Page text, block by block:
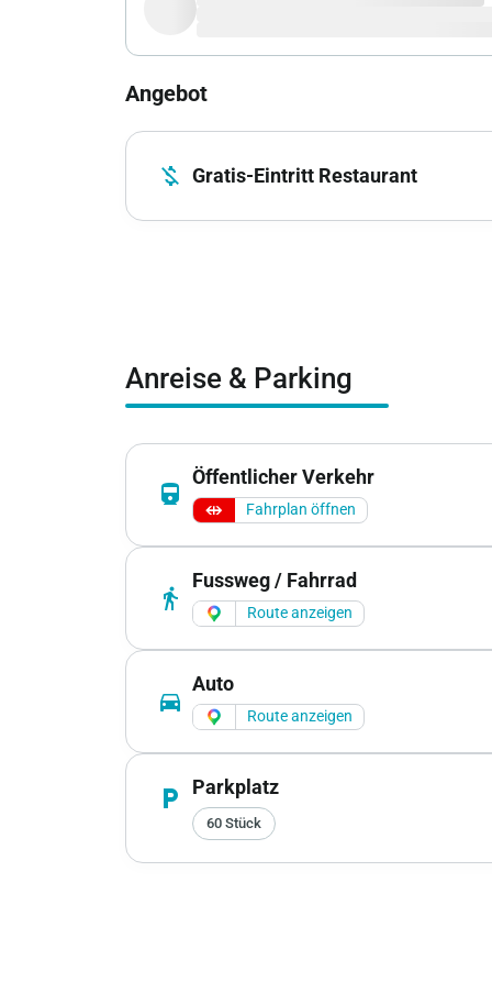
Angebot
money_off Gratis-Eintritt Restaurant
Anreise & Parking
directions_railway
Öffentlicher Verkehr
Fahrplan öffnen
directions_walk
Fussweg / Fahrrad
Route anzeigen
directions_car
Auto
Route anzeigen
local_parking Parkplatz
60 Stück